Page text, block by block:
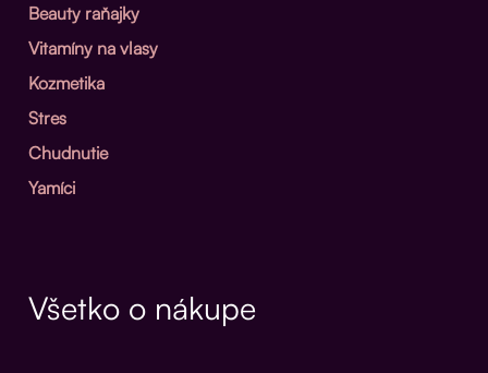
Beauty raňajky
Vitamíny na vlasy
Kozmetika
Stres
Chudnutie
Yamíci
Všetko o nákupe